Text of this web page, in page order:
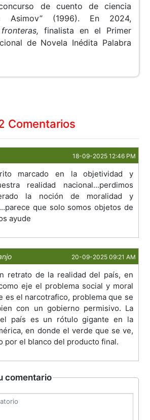
de cuento de ciencia
Asimov” (1996). En 2024,
fronteras,finalista en el Primer
de Novela Inédita Palabra
Comentarios
18-09-2025 12:46 PM
marcado en la objetividad y
realidad nacional...perdimos
la noción de moralidad y
que solo somos objetos de
ayude
20-09-2025 09:21 AM
retrato de la realidad del país, en
eje el problema social y moral
es el narcotrafico, problema que se
con un gobierno permisivo. La
país es un rótulo gigante en la
en donde el verde que se ve,
por el blanco del producto final.
comentario